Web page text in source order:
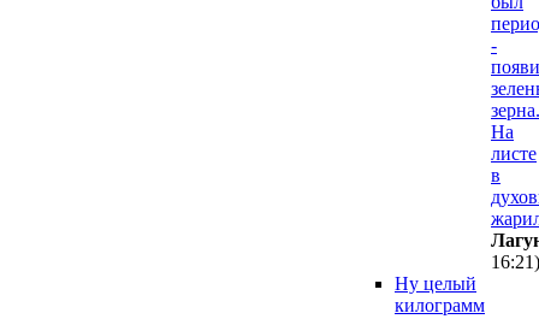
-
зерна.
На
листе
в
16:21)
Ну целый
килограмм